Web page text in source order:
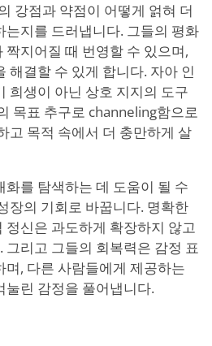
강점과 약점이 어떻게 얽혀 더
는지를 드러냅니다. 그들의 평화
지어질 때 번영할 수 있으며,
해결할 수 있게 합니다. 자아 인
희생이 아닌 상호 지지의 도구
목표 추구로 channeling함으로
고 목적 속에서 더 충만하게 살
를 탐색하는 데 도움이 될 수
장의 기회로 바꿉니다. 명확한
정신은 과도하게 확장하지 않고
리고 그들의 회복력은 감정 표
, 다른 사람들에게 제공하는
린 감정을 풀어냅니다.